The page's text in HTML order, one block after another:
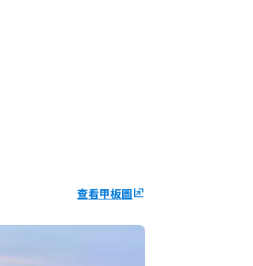
查看甲板圖ungroup